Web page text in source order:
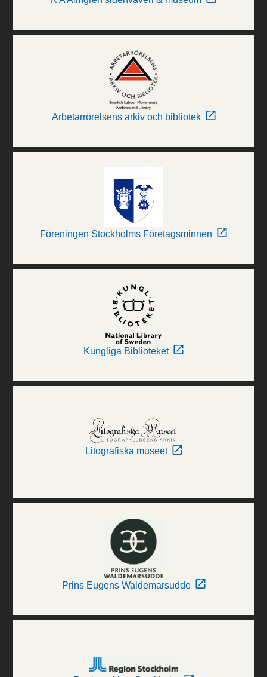
Arbetarrörelsens arkiv och bibliotek
Föreningen Stockholms Företagsminnen
Kungliga Biblioteket
Litografiska museet
Prins Eugens Waldemarsudde